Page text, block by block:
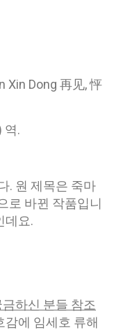
Xin Dong 再见, 怦
역.
. 원 제목은 죽마
로 바뀐 작품입니
데요.
하신 분들 참조
감에 임세호 류해